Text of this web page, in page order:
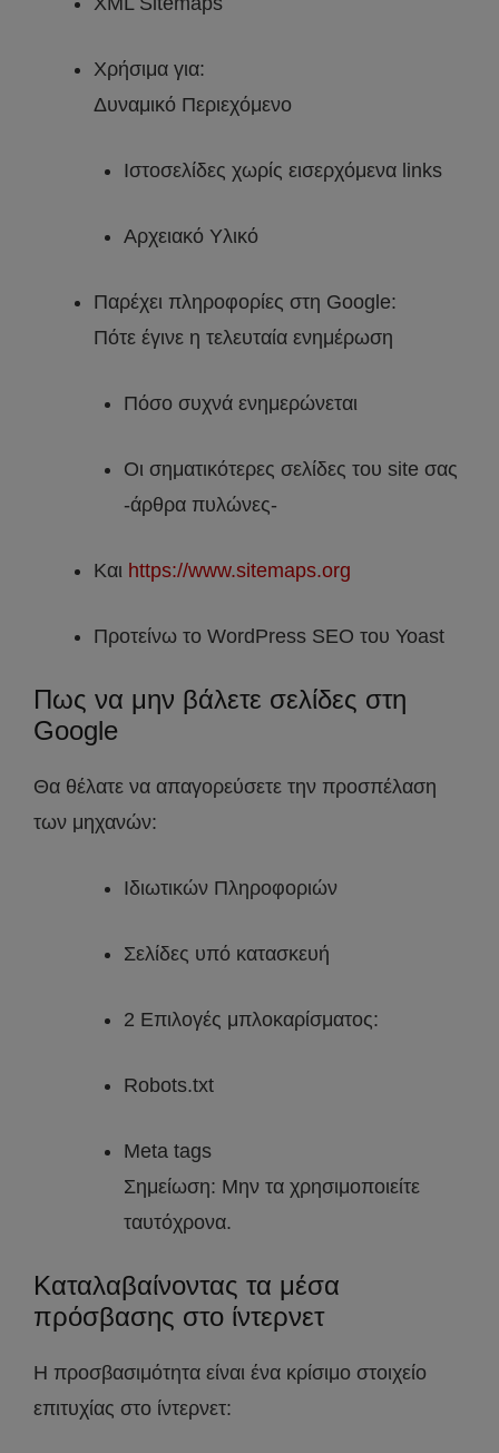
Χρήσιμα για:
Δυναμικό Περιεχόμενο
Ιστοσελίδες χωρίς εισερχόμενα links
Αρχειακό Υλικό
Παρέχει πληροφορίες στη Google:
Πότε έγινε η τελευταία ενημέρωση
Πόσο συχνά ενημερώνεται
Οι σηματικότερες σελίδες του site σας
-άρθρα πυλώνες-
Και https://www.sitemaps.org
Προτείνω το WordPress SEO του Yoast
Πως να μην βάλετε σελίδες στη
Google
Θα θέλατε να απαγορεύσετε την προσπέλαση
των μηχανών:
Ιδιωτικών Πληροφοριών
Σελίδες υπό κατασκευή
2 Επιλογές μπλοκαρίσματος:
Robots.txt
Meta tags
Σημείωση: Μην τα χρησιμοποιείτε
ταυτόχρονα.
Καταλαβαίνοντας τα μέσα
πρόσβασης στο ίντερνετ
Η προσβασιμότητα είναι ένα κρίσιμο στοιχείο
επιτυχίας στο ίντερνετ: